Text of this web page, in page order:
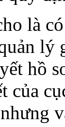
là
lý
hồ
của